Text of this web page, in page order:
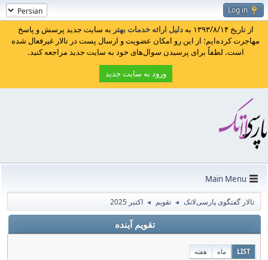
Log in
از تاریخ ۱۳۹۳/۸/۱۴ به دلیل ارائه خدمات بهتر به سایت جدید پرسش و پاسخ
مهاجرت کرده‌ایم؛ از این رو امکان عضویت و ارسال پست در تالار غیرفعال شده
است. لطفاً برای پرسیدن سوال‌های خود به سایت جدید مراجعه کنید.
ورود به سایت جدید
Main Menu
تالار گفتگوی پارسی‌لاتک ◄ تقویم ◄ اکتبر 2025
تقویم آینده
LIST ماه هفته